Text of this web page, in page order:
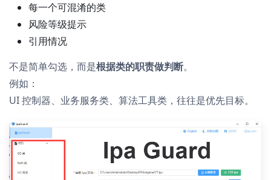
每一个可混淆的类
风险等级提示
引用情况
不是简单勾选，而是根据类的职责做判断。
例如：
UI 控制器、业务服务类、算法工具类，往往是优先目标。